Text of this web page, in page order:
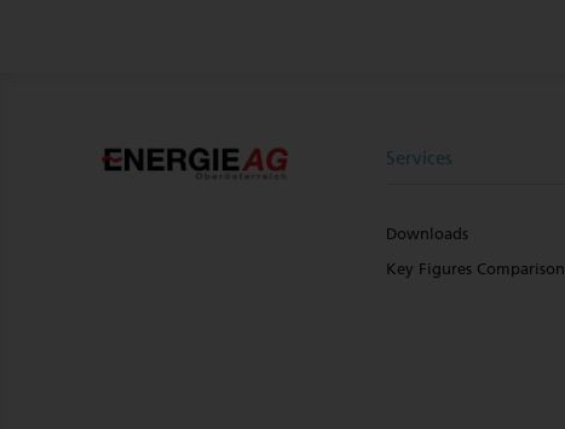
Services
Downloads
Key Figures Comparison